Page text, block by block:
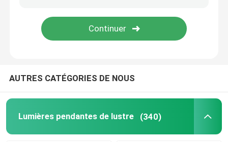
Chandelier du restaurant
lustre en cristal moderne
Crystal Candle Chandelier
AUTRES CATÉGORIES DE NOUS
Lumières pendantes de lustre (340)